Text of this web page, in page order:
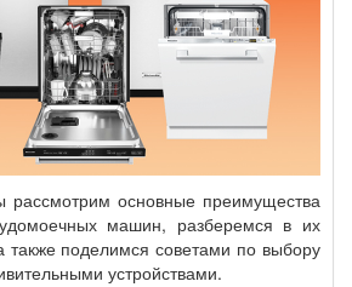
рассмотрим основные преимущества
машин, разберемся в их
также поделимся советами по выбору
устройствами.